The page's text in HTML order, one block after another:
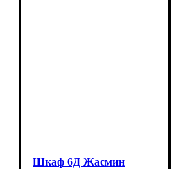
Шкаф 6Д Жасмин